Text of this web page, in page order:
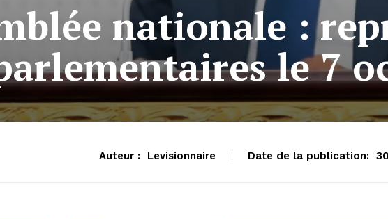
nationale :
le 7
Auteur : Levisionnaire Date de la publication: